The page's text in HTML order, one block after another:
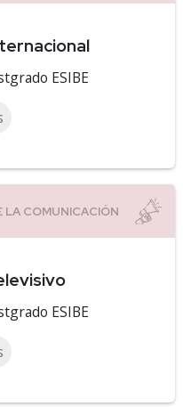
ESIBE
ESIBE